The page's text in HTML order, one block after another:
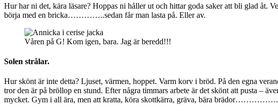
Hur har ni det, kära läsare? Hoppas ni håller ut och hittar goda saker att bli glad åt.
börja med en bricka…………..sedan får man lasta på. Eller av.
Våren på G! Kom igen, bara. Jag är beredd!!!
Solen strålar.
Hur skönt är inte detta? Ljuset, värmen, hoppet. Varm korv i bröd. På den egna
tror den är på bröllop en stund. Efter några timmars arbete är det skönt att pusta –
mycket. Gym i all ära, men att kratta, köra skottkärra, gräva, bära